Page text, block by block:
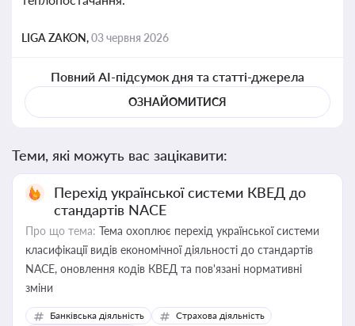
LIGA ZAKON,03 червня 2026
Повний AI-підсумок дня та статті-джерела
ОЗНАЙОМИТИСЯ
Теми, які можуть вас зацікавити:
Перехід української системи КВЕД до
стандартів NACE
Про що тема: Тема охоплює перехід української системи
класифікації видів економічної діяльності до стандартів
NACE, оновлення кодів КВЕД та пов'язані нормативні
зміни
Банківська діяльність
Страхова діяльність